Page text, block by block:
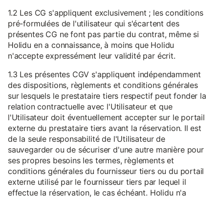
1.2 Les CG s'appliquent exclusivement ; les conditions
pré-formulées de l'utilisateur qui s'écartent des
présentes CG ne font pas partie du contrat, même si
Holidu en a connaissance, à moins que Holidu
n'accepte expressément leur validité par écrit.
1.3 Les présentes CGV s'appliquent indépendamment
des dispositions, règlements et conditions générales
sur lesquels le prestataire tiers respectif peut fonder la
relation contractuelle avec l'Utilisateur et que
l'Utilisateur doit éventuellement accepter sur le portail
externe du prestataire tiers avant la réservation. Il est
de la seule responsabilité de l'Utilisateur de
sauvegarder ou de sécuriser d'une autre manière pour
ses propres besoins les termes, règlements et
conditions générales du fournisseur tiers ou du portail
externe utilisé par le fournisseur tiers par lequel il
effectue la réservation, le cas échéant. Holidu n'a